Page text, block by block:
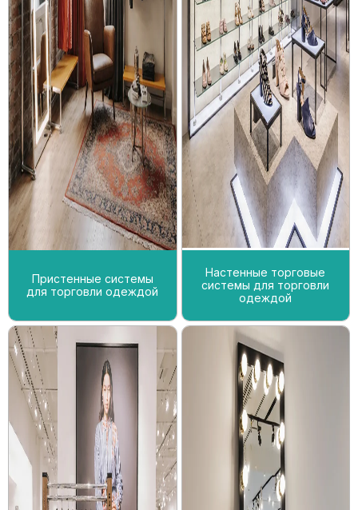
Пристенные системы
для торговли одеждой
Настенные торговые
системы для торговли
одеждой